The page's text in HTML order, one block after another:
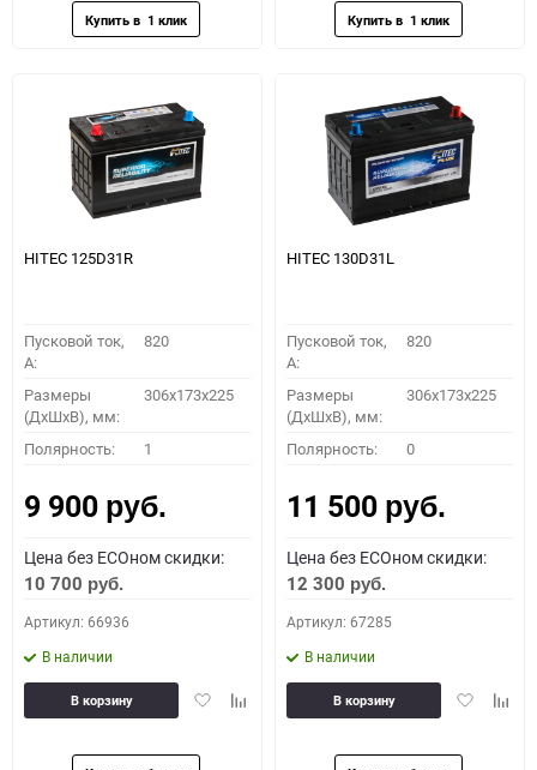
HITEC 125D31R
Пусковой ток,
A:
820
Размеры
(ДхШхВ), мм:
306x173x225
Полярность: 1
9 900 руб.
Цена без ECOном скидки:
10 700 руб.
Артикул: 66936
В наличии
ДобавитьДобавить
В корзину
HITEC 130D31L
Пусковой ток,
A:
820
Размеры
(ДхШхВ), мм:
306x173x225
Полярность: 0
11 500 руб.
Цена без ECOном скидки:
12 300 руб.
Артикул: 67285
В наличии
Добавить
В корзину